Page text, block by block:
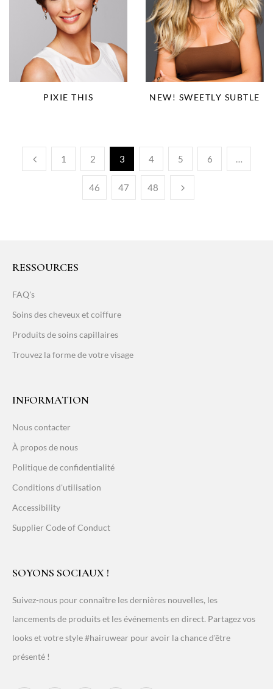
PIXIE THIS NEW! SWEETLY SUBTLE
1 2 3 4 5 6 …
46 47 48
RESSOURCES
FAQ's
Soins des cheveux et coiffure
Produits de soins capillaires
Trouvez la forme de votre visage
INFORMATION
Nous contacter
À propos de nous
Politique de confidentialité
Conditions d'utilisation
Accessibility
Supplier Code of Conduct
SOYONS SOCIAUX !
Suivez-nous pour connaître les dernières nouvelles, les
lancements de produits et les événements en direct. Partagez vos
looks et votre style #hairuwear pour avoir la chance d'être
présenté !